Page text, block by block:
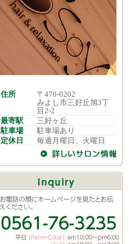
住所
〒470-0202
みよし市三好丘旭3丁
目2-2
最寄駅
三好ヶ丘
駐車場
駐車場あり
定休日
毎週月曜日、火曜日